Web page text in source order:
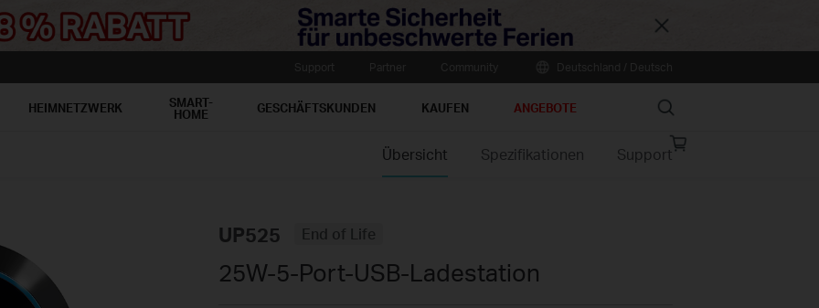
Close
HEIMNETZWERK SMART-
HOME GESCHÄFTSKUNDEN KAUFEN ANGEBOTE Search
Online
store
Übersicht Spezifikationen Support
UP525 End of Life
25W-5-Port-USB-Ladestation